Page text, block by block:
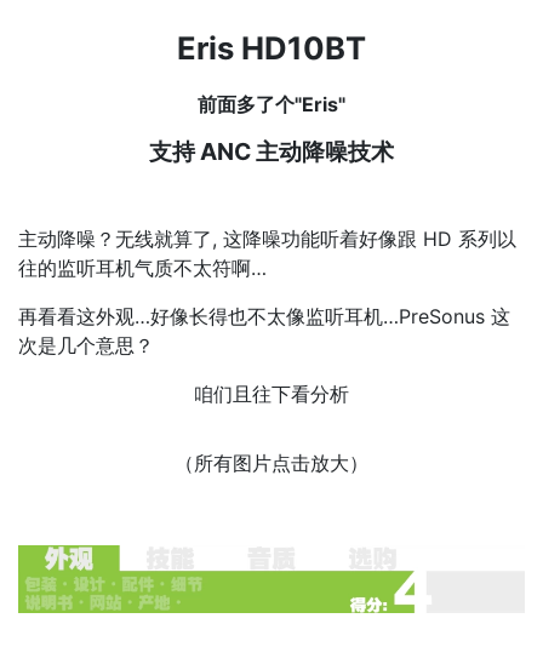
Eris HD10BT
前面多了个"Eris"
支持 ANC 主动降噪技术
主动降噪？无线就算了, 这降噪功能听着好像跟 HD 系列以
往的监听耳机气质不太符啊…
再看看这外观…好像长得也不太像监听耳机…PreSonus 这
次是几个意思？
咱们且往下看分析
（所有图片点击放大）